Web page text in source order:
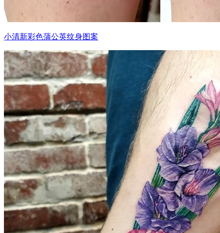
小清新彩色蒲公英纹身图案